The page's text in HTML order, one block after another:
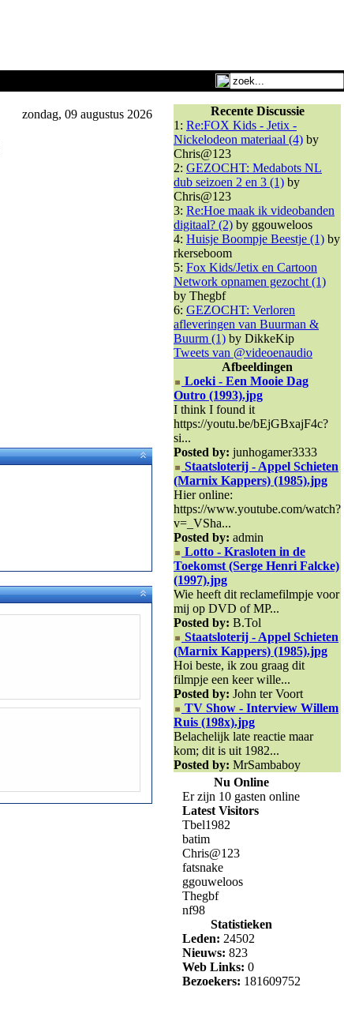
zondag, 09 augustus 2026
Recente Discussie
1: Re:FOX Kids - Jetix -
Nickelodeon materiaal (4) by
Chris@123
2: GEZOCHT: Medabots NL
dub seizoen 2 en 3 (1) by
Chris@123
3: Re:Hoe maak ik videobanden
digitaal? (2) by ggouweloos
4: Huisje Boompje Beestje (1) by
rkerseboom
5: Fox Kids/Jetix en Cartoon
Network opnamen gezocht (1)
by Thegbf
6: GEZOCHT: Verloren
afleveringen van Buurman &
Buurm (1) by DikkeKip
Tweets van @videoenaudio
Afbeeldingen
Loeki - Een Mooie Dag
Outro (1993).jpg
I think I found it
https://youtu.be/bEjGBxajF4c?
si...
Posted by: junhogamer3333
Staatsloterij - Appel Schieten
(Marnix Kappers) (1985).jpg
Hier online:
https://www.youtube.com/watch?
v=_VSha...
Posted by: admin
Lotto - Krasloten in de
Toekomst (Serge Henri Falcke)
(1997).jpg
Wie heeft dit reclamefilmpje voor
mij op DVD of MP...
Posted by: B.Tol
Staatsloterij - Appel Schieten
(Marnix Kappers) (1985).jpg
Hoi beste, ik zou graag dit
filmpje een keer wille...
Posted by: John ter Voort
TV Show - Interview Willem
Ruis (198x).jpg
Belachelijk late reactie maar
kom; dit is uit 1982...
Posted by: MrSambaboy
Nu Online
Er zijn 10 gasten online
Latest Visitors
Tbel1982
batim
Chris@123
fatsnake
ggouweloos
Thegbf
nf98
Statistieken
Leden: 24502
Nieuws: 823
Web Links: 0
Bezoekers: 181609752